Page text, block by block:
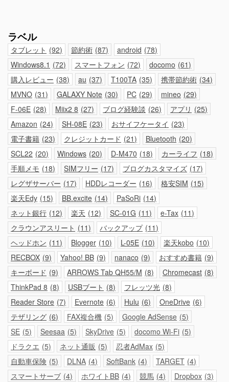
ラベル
タブレット 92 節約術 87 android 78
Windows8.1
72 スマートフォン 72 docomo 61
購入レビュー 38 au 37 T100TA 35 携帯節約術 34
MVNO 31 GALAXY Note 30 PC 29 mineo 29
F-06E 28 Miix2 8 27 ブログ経験談 26 アプリ
25
Amazon 24 SH-08E 23 おサイフケータイ 23
電子書籍 23 クレジットカード 21 Bluetooth 20
SCL22 20 Windows 20 D-M470 18 カーライフ
18
手順メモ 18 SIMフリー 17 ブログカスタマイズ 17
レグザサーバー 17 HDDレコーダー 16 格安SIM 15
楽天Edy 15 BB.excite 14 PaSoRi 14
ネット銀行 12 楽天 12 SC-01G 11 e-Tax 11
クラウンアスリート
11 バックアップ 11
ヘッドホン 11 Blogger 10 L-05E 10 楽天kobo 10
RECBOX 9 Yahoo! BB 9 nanaco 9 おすすめ書籍 9
キーボード 9 ARROWS Tab QH55/M 8 Chromecast 8
ThinkPad 8 8 USBブート 8 フレッツ光 8
Reader Store 7 Evernote 6 Hulu 6 OneDrive 6
テザリング 6 FAX複合機 5 Google AdSense 5
SE 5 Seesaa 5 SkyDrive 5 docomo Wi-Fi 5
ドラクエ 5 ネット通販 5 忍者AdMax 5
自動車保険 5 DLNA 4 SoftBank 4 TARGET 4
スマートサーブ 4 ホワイトBB 4 競馬 4 Dropbox 3